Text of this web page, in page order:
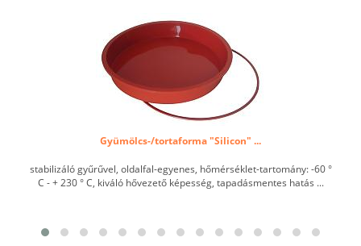
Gyümölcs-/tortaforma "Silicon" ...
stabilizáló gyűrűvel, oldalfal-egyenes, hőmérséklet-tartomány: -60 °
C - + 230 ° C, kiváló hővezető képesség, tapadásmentes hatás ...